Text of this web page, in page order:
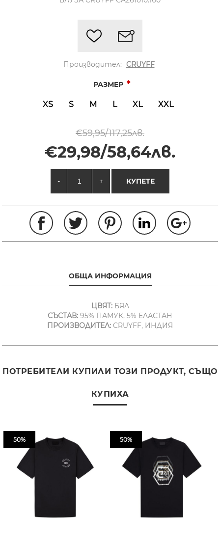
Производител: CRUYFF
РАЗМЕР *
XS S M L XL XXL
€59,95/117,25лв.
€29,98/58,64лв.
- + КУПЕТЕ
ОБЩА ИНФОРМАЦИЯ
ЦВЯТ:БЯЛ
СЪСТАВ: 95% ПАМУК, 5% ЕЛАСТАН
ПРОИЗВОДИТЕЛ: CRUYFF, ИНДИЯ
ПОТРЕБИТЕЛИ КУПИЛИ ТОЗИ ПРОДУКТ, СЪЩО
КУПИХА
50% 50%